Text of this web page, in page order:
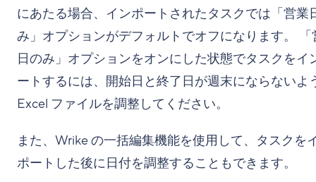
にあたる場合、インポートされたタスクでは「営業
み」オプションがデフォルトでオフになります。 「
日のみ」オプションをオンにした状態でタスクをイ
ートするには、開始日と終了日が週末にならないよ
Excel ファイルを調整してください。
また、Wrike の一括編集機能を使用して、タスクを
ポートした後に日付を調整することもできます。